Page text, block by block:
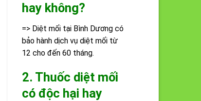
hay không?
=> Diệt mối tại Bình Dương có
bảo hành dịch vụ diệt mối từ
12 cho đến 60 tháng.
2. Thuốc diệt mối
có độc hại hay